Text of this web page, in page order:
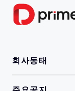
회사동태